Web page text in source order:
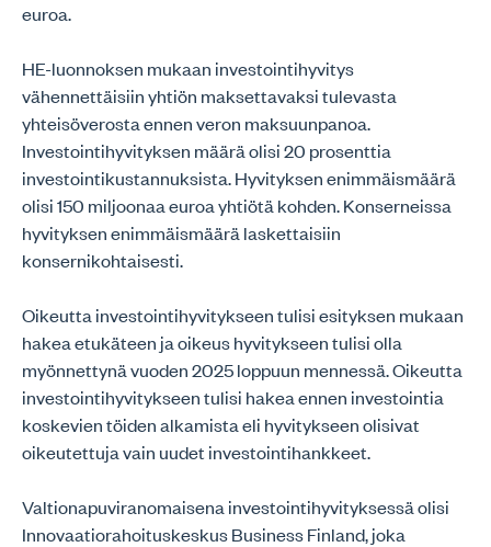
euroa.
HE-luonnoksen mukaan investointihyvitys
vähennettäisiin yhtiön maksettavaksi tulevasta
yhteisöverosta ennen veron maksuunpanoa.
Investointihyvityksen määrä olisi 20 prosenttia
investointikustannuksista. Hyvityksen enimmäismäärä
olisi 150 miljoonaa euroa yhtiötä kohden. Konserneissa
hyvityksen enimmäismäärä laskettaisiin
konsernikohtaisesti.
Oikeutta investointihyvitykseen tulisi esityksen mukaan
hakea etukäteen ja oikeus hyvitykseen tulisi olla
myönnettynä vuoden 2025 loppuun mennessä. Oikeutta
investointihyvitykseen tulisi hakea ennen investointia
koskevien töiden alkamista eli hyvitykseen olisivat
oikeutettuja vain uudet investointihankkeet.
Valtionapuviranomaisena investointihyvityksessä olisi
Innovaatiorahoituskeskus Business Finland, joka